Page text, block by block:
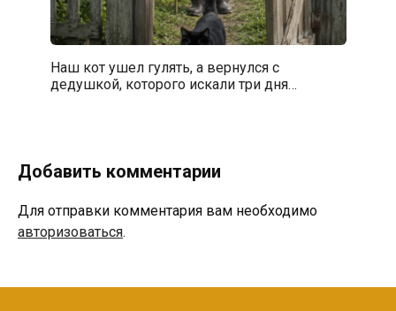
Наш кот ушел гулять, а вернулся с
дедушкой, которого искали три дня…
Добавить комментарии
Для отправки комментария вам необходимо
авторизоваться.